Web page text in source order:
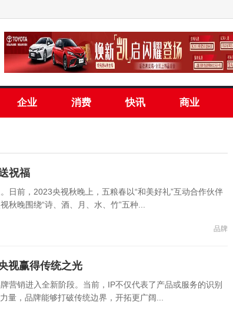
企业 消费 快讯 商业
祝福
日前，2023央视秋晚上，五粮春以“和美好礼”互动合作伙伴
晚围绕“诗、酒、月、水、竹”五种...
品牌
视赢得传统之光
营销进入全新阶段。当前，IP不仅代表了产品或服务的识别
量，品牌能够打破传统边界，开拓更广阔...